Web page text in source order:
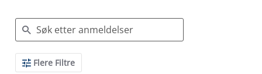
Search
ReviewsFlere Filtre